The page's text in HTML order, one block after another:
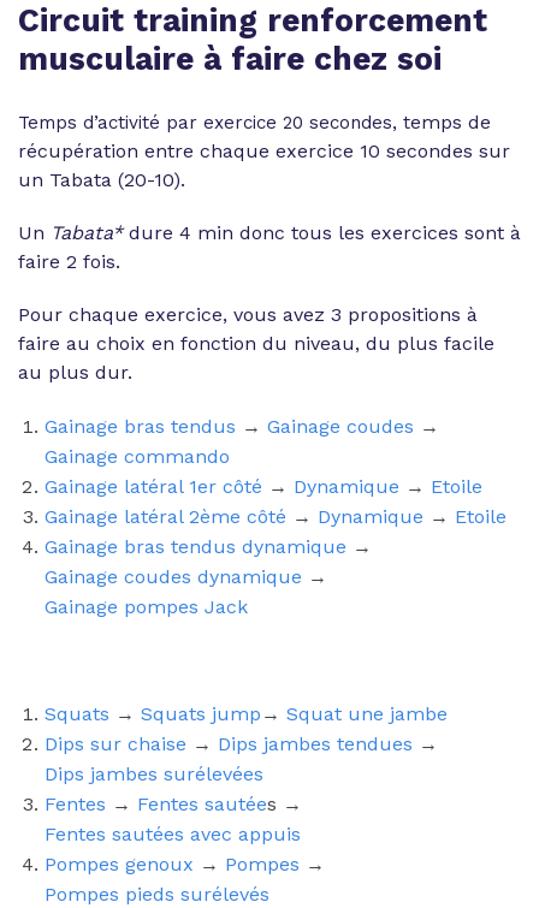
Circuit training renforcement
musculaire à faire chez soi
Temps d’activité par exercice 20 secondes, temps de
récupération entre chaque exercice 10 secondes sur
un Tabata (20-10).
Un Tabata*dure 4 min donc tous les exercices sont à
faire 2 fois.
Pour chaque exercice, vous avez 3 propositions à
faire au choix en fonction du niveau, du plus facile
au plus dur.
Gainage bras tendus →Gainage coudes →
Gainage commando
Gainage latéral 1er côté → Dynamique → Etoile
Gainage latéral 2ème côté → Dynamique → Etoile
Gainage bras tendus dynamique →
Gainage coudes dynamique →
Gainage pompes Jack
Squats →Squats jump →Squat une jambe
Dips sur chaise → Dips jambes tendues →
Dips jambes surélevées
Fentes → Fentes sautées →
Fentes sautées avec appuis
Pompes genoux → Pompes →
Pompes pieds surélevés